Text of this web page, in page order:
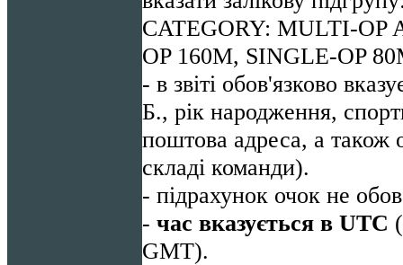
CATEGORY: MULTI-
OP 160M, SINGLE-OP
- в звіті обов'язково
Б., рік народження,
поштова адреса, а також
складі команди).
- підрахунок очок не
- час вказується в UTC
GMT).